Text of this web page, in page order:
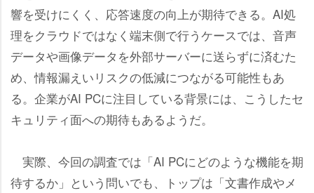
響を受けにくく、応答速度の向上が期待できる。AI処
理をクラウドではなく端末側で行うケースでは、音声
データや画像データを外部サーバーに送らずに済むた
め、情報漏えいリスクの低減につながる可能性もあ
る。企業がAI PCに注目している背景には、こうしたセ
キュリティ面への期待もあるようだ。
実際、今回の調査では「AI PCにどのような機能を期
待するか」という問いでも、トップは「文書作成やメ